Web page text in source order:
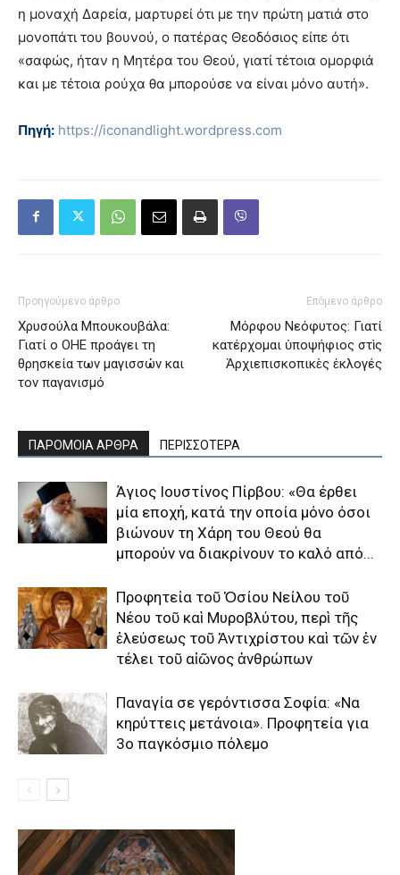
η μοναχή Δαρεία, μαρτυρεί ότι με την πρώτη ματιά στο
μονοπάτι του βουνού, ο πατέρας Θεοδόσιος είπε ότι
«σαφώς, ήταν η Μητέρα του Θεού, γιατί τέτοια ομορφιά
και με τέτοια ρούχα θα μπορούσε να είναι μόνο αυτή».
Πηγή: https://iconandlight.wordpress.com
Προηγούμενο άρθρο
Χρυσούλα Μπουκουβάλα:
Γιατί ο ΟΗΕ προάγει τη
θρησκεία των μαγισσών και
τον παγανισμό
Επόμενο άρθρο
Μόρφου Νεόφυτος: Γιατί
κατέρχομαι ὑποψήφιος στὶς
Ἀρχιεπισκοπικὲς ἐκλογές
ΠΑΡΟΜΟΙΑ ΑΡΘΡΑ ΠΕΡΙΣΣΟΤΕΡΑ
Άγιος Ιουστίνος Πίρβου: «Θα έρθει
μία εποχή, κατά την οποία μόνο όσοι
βιώνουν τη Χάρη του Θεού θα
μπορούν να διακρίνουν το καλό από...
Προφητεία τοῦ Ὁσίου Νείλου τοῦ
Νέου τοῦ καὶ Μυροβλύτου, περὶ τῆς
ἐλεύσεως τοῦ Ἀντιχρίστου καὶ τῶν ἐν
τέλει τοῦ αἰῶνος ἀνθρώπων
Παναγία σε γερόντισσα Σοφία: «Να
κηρύττεις μετάνοια». Προφητεία για
3ο παγκόσμιο πόλεμο